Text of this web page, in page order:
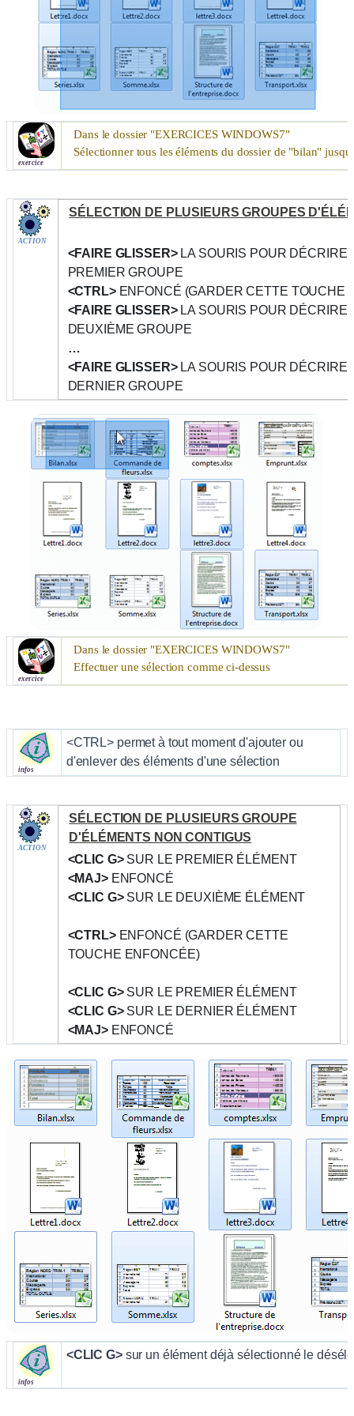
exercice
Dans le dossier "EXERCICES WINDOWS7"
Sélectionner tous les éléments du dossier de "bilan"
ACTION
SÉLECTION DE PLUSIEURS GROUPES
<FAIRE GLISSER>LA SOURIS POUR DÉCRIRE
PREMIER GROUPE
<CTRL>ENFONCÉ (GARDER CETTE TOUCHE
<FAIRE GLISSER>LA SOURIS POUR DÉCRIRE
DEUXIÈME GROUPE
…
<FAIRE GLISSER>LA SOURIS POUR DÉCRIRE
DERNIER GROUPE
exercice
Dans le dossier "EXERCICES WINDOWS7"
Effectuer une sélection comme ci-dessus
infos
<CTRL> permet à tout moment d'ajouter ou
d'enlever des éléments d'une sélection
ACTION
SÉLECTION DE PLUSIEURS GROUPE
D'ÉLÉMENTS NON CONTIGUS
<CLIC G> SUR LE PREMIER ÉLÉMENT
<MAJ>ENFONCÉ
<CLIC G> SUR LE DEUXIÈME ÉLÉMENT
<CTRL>ENFONCÉ (GARDER CETTE
TOUCHE ENFONCÉE)
<CLIC G> SUR LE PREMIER ÉLÉMENT
<CLIC G> SUR LE DERNIER ÉLÉMENT
<MAJ>ENFONCÉ
infos
<CLIC G> sur un élément déjà sélectionné le